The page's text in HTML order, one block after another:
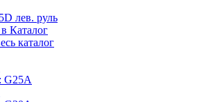
лев. руль
Каталог
каталог
G25A